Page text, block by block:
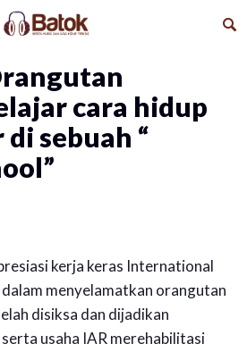
cara hidup
sebuah “
kerja keras International
menyelamatkan orangutan
disiksa dan dijadikan
usaha IAR merehabilitasi